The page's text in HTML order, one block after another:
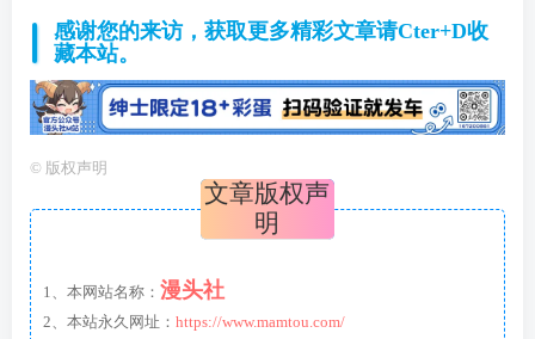
感谢您的来访，获取更多精彩文章请Cter+D收
藏本站。
© 版权声明
文章版权声
明
1、本网站名称： 漫头社
2、本站永久网址： https://www.mamtou.com/